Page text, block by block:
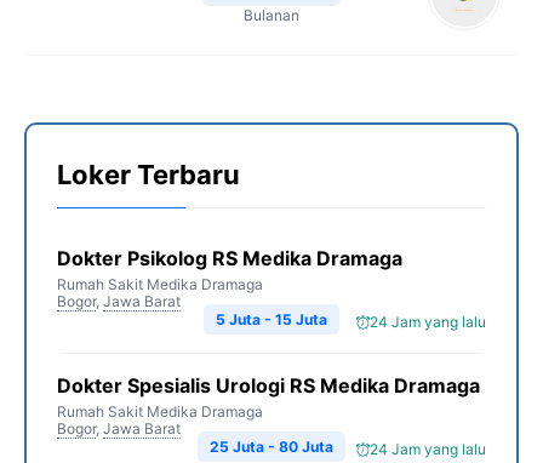
Bulanan
Loker Terbaru
Dokter Psikolog RS Medika Dramaga
Rumah Sakit Medika Dramaga
Bogor, Jawa Barat
24 Jam yang lalu
5 Juta - 15 Juta
Dokter Spesialis Urologi RS Medika Dramaga
Rumah Sakit Medika Dramaga
Bogor, Jawa Barat
24 Jam yang lalu
25 Juta - 80 Juta